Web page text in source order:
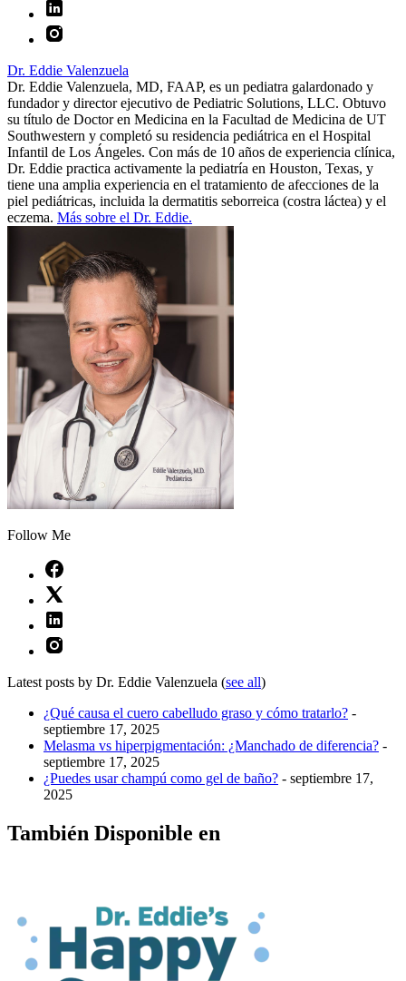
Dr. Eddie Valenzuela
Dr. Eddie Valenzuela, MD, FAAP, es un pediatra galardonado y
fundador y director ejecutivo de Pediatric Solutions, LLC. Obtuvo
su título de Doctor en Medicina en la Facultad de Medicina de UT
Southwestern y completó su residencia pediátrica en el Hospital
Infantil de Los Ángeles. Con más de 10 años de experiencia clínica,
Dr. Eddie practica activamente la pediatría en Houston, Texas, y
tiene una amplia experiencia en el tratamiento de afecciones de la
piel pediátricas, incluida la dermatitis seborreica (costra láctea) y el
eczema. Más sobre el Dr. Eddie.
Follow Me
Latest posts by Dr. Eddie Valenzuela (see all)
¿Qué causa el cuero cabelludo graso y cómo tratarlo? -
septiembre 17, 2025
Melasma vs hiperpigmentación: ¿Manchado de diferencia? -
septiembre 17, 2025
¿Puedes usar champú como gel de baño? - septiembre 17,
2025
También Disponible en